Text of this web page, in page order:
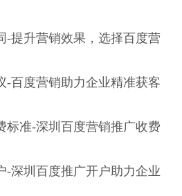
-提升营销效果，选择百度营
-百度营销助力企业精准获客
标准-深圳百度营销推广收费
-深圳百度推广开户助力企业